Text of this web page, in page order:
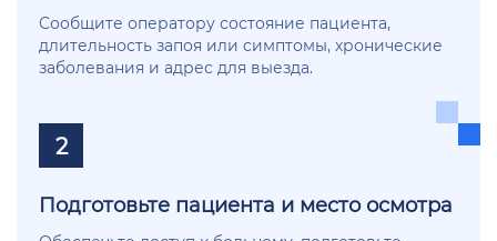
Сообщите оператору состояние пациента,
длительность запоя или симптомы, хронические
заболевания и адрес для выезда.
2
Подготовьте пациента и место осмотра